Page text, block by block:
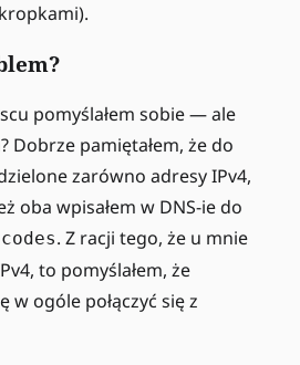
pomyślałem sobie — ale
Dobrze pamiętałem, że do
zarówno adresy IPv4,
oba wpisałem w DNS-ie do
. Z racji tego, że u mnie
to pomyślałem, że
w ogóle połączyć się z